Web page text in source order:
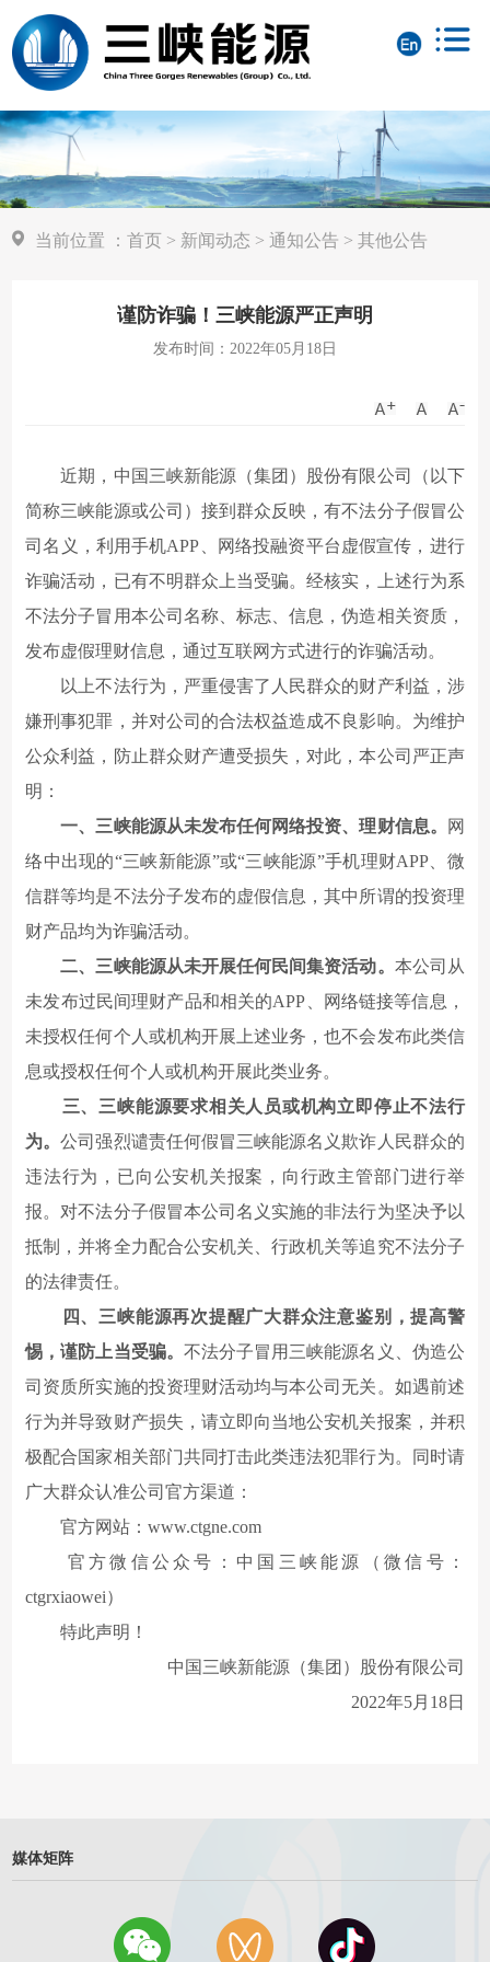
当前位置 ：首页 > 新闻动态 >通知公告 >其他公告
谨防诈骗！三峡能源严正声明
发布时间：2022年05月18日
近期，中国三峡新能源（集团）股份有限公司（以下
简称三峡能源或公司）接到群众反映，有不法分子假冒公
司名义，利用手机APP、网络投融资平台虚假宣传，进行
诈骗活动，已有不明群众上当受骗。经核实，上述行为系
不法分子冒用本公司名称、标志、信息，伪造相关资质，
发布虚假理财信息，通过互联网方式进行的诈骗活动。
以上不法行为，严重侵害了人民群众的财产利益，涉
嫌刑事犯罪，并对公司的合法权益造成不良影响。为维护
公众利益，防止群众财产遭受损失，对此，本公司严正声
明：
一、三峡能源从未发布任何网络投资、理财信息。
网
络中出现的“三峡新能源”或“三峡能源”手机理财APP、微
信群等均是不法分子发布的虚假信息，其中所谓的投资理
财产品均为诈骗活动。
二、三峡能源从未开展任何民间集资活动。 本公司从
未发布过民间理财产品和相关的APP、网络链接等信息，
未授权任何个人或机构开展上述业务，也不会发布此类信
息或授权任何个人或机构开展此类业务。
三、三峡能源要求相关人员或机构立即停止不法行
为。公司强烈谴责任何假冒三峡能源名义欺诈人民群众的
违法行为，已向公安机关报案，向行政主管部门进行举
报。对不法分子假冒本公司名义实施的非法行为坚决予以
抵制，并将全力配合公安机关、行政机关等追究不法分子
的法律责任。
四、三峡能源再次提醒广大群众注意鉴别，提高警
惕，谨防上当受骗。 不法分子冒用三峡能源名义、伪造公
司资质所实施的投资理财活动均与本公司无关。如遇前述
行为并导致财产损失，请立即向当地公安机关报案，并积
极配合国家相关部门共同打击此类违法犯罪行为。同时请
广大群众认准公司官方渠道：
官方网站：www.ctgne.com
官方微信公众号：中国三峡能源（微信号：
ctgrxiaowei）
特此声明！
中国三峡新能源（集团）股份有限公司
2022年5月18日
媒体矩阵